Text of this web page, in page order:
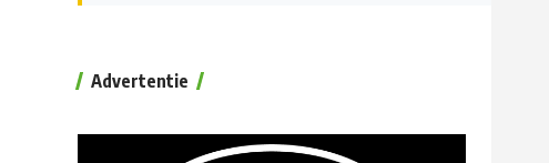
Advertentie